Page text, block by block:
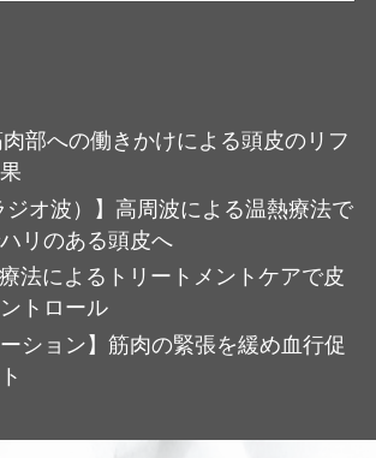
肉部への働きかけによる頭皮のリフ
ジオ波）】高周波による温熱療法で
リのある頭皮へ
療法によるトリートメントケアで皮
トロール
ーション】筋肉の緊張を緩め血行促